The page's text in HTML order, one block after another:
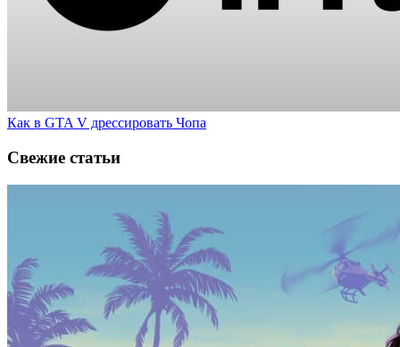
Как в GTA V дрессировать Чопа
Свежие статьи